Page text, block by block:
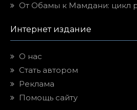
От Обамы к Мамдани: цикл
Интернет издание
О нас
Стать автором
Реклама
Помощь сайту